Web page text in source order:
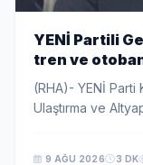
YENİ Partili
tren ve
(RHA)- YENİ Parti
Ulaştırma ve
9 AĞU 2026 3 DK